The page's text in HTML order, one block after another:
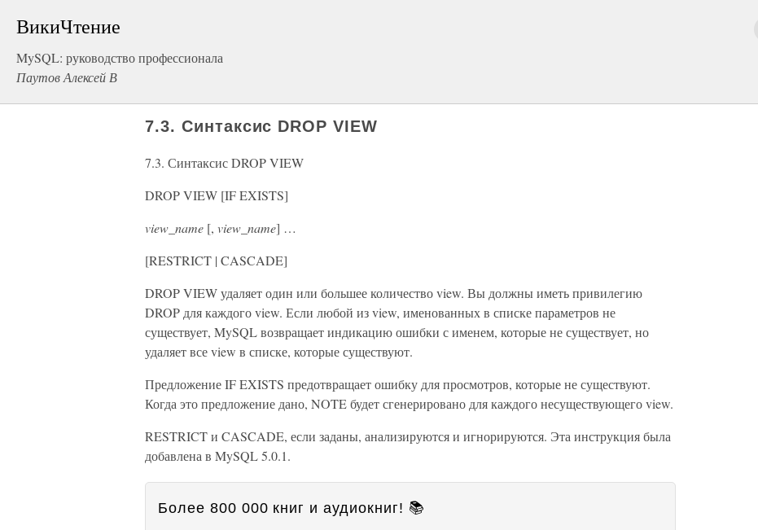
ВикиЧтение
MySQL: руководство профессионала
Паутов Алексей В
7.3. Синтаксис DROP VIEW
7.3. Синтаксис DROP VIEW
DROP VIEW [IF EXISTS]
view_name [, view_name] …
[RESTRICT | CASCADE]
DROP VIEW удаляет один или большее количество view. Вы должны иметь привилегию
DROP для каждого view. Если любой из view, именованных в списке параметров не
существует, MySQL возвращает индикацию ошибки с именем, которые не существует, но
удаляет все view в списке, которые существуют.
Предложение IF EXISTS предотвращает ошибку для просмотров, которые не существуют.
Когда это предложение дано, NOTE будет сгенерировано для каждого несуществующего view.
RESTRICT и CASCADE, если заданы, анализируются и игнорируются. Эта инструкция была
добавлена в MySQL 5.0.1.
Более 800 000 книг и аудиокниг! 📚